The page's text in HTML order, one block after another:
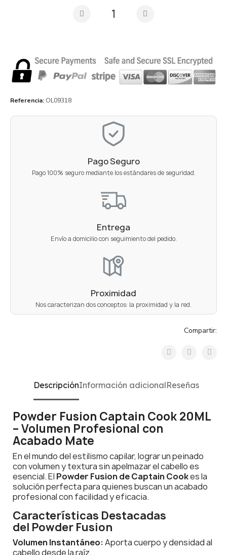
Referencia OL09318
Pago Seguro
Pago 100% seguro mediante los estándares de seguridad.
Entrega
Envío a domicilio con seguimiento del pedido.
Proximidad
Nos caracterizan dos conceptos: la proximidad y la red.
Compartir:
DescripciónInformación adicionalReseñas
Powder Fusion Captain Cook 20ML
– Volumen Profesional con
Acabado Mate
En el mundo del estilismo capilar, lograr un peinado
con volumen y textura sin apelmazar el cabello es
esencial. El Powder Fusionde Captain Cookes la
solución perfecta para quienes buscan un acabado
profesional con facilidad y eficacia.
Características Destacadas
del Powder Fusion
Volumen Instantáneo:Aporta cuerpo y densidad al
cabello desde la raíz.